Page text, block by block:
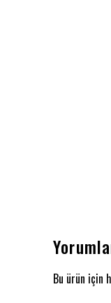
Bu ürün için